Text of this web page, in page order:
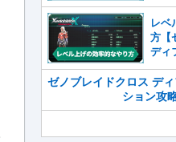
ン】
レベ
方【
ディ
ョン
ゼノブレイドクロス デ
ション攻